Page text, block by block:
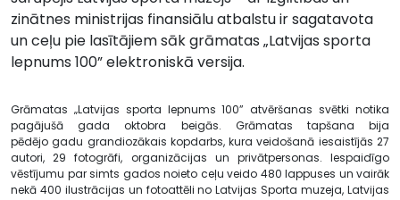
zinātnes ministrijas finansiālu atbalstu ir sagatavota
un ceļu pie lasītājiem sāk grāmatas „Latvijas sporta
lepnums 100” elektroniskā versija.
Grāmatas „Latvijas sporta lepnums 100” atvēršanas svētki notika
pagājušā gada oktobra beigās. Grāmatas tapšana bija
pēdējo gadu grandiozākais kopdarbs, kura veidošanā iesaistījās 27
autori, 29 fotogrāfi, organizācijas un privātpersonas. Iespaidīgo
vēstījumu par simts gados noieto ceļu veido 480 lappuses un vairāk
nekā 400 ilustrācijas un fotoattēli no Latvijas Sporta muzeja, Latvijas